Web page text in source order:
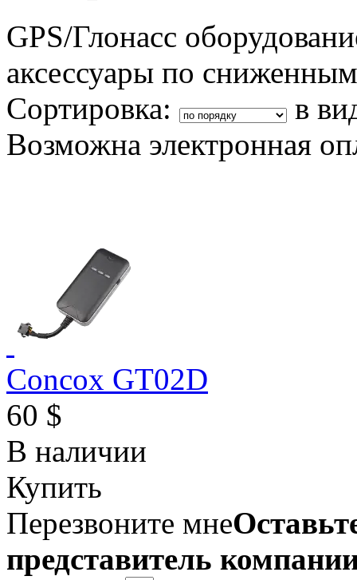
GPS/Глонасс
аксессуары по
Сортировка:
в
Возможна электронная
Concox GT02D
60 $
В наличии
Купить
Перезвоните мне
представитель